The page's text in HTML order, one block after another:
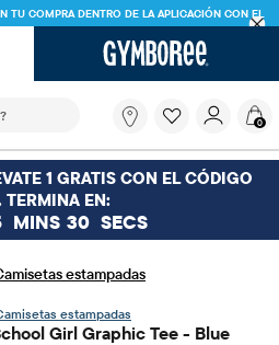
TU COMPRA DENTRO DE LA APLICACIÓN CON EL
de búsqueda filtra las
buscando?
0
1 GRATIS CON EL CÓDIGO
TERMINA EN:
MINS 30 SECS
estampadas
estampadas
Girl Graphic Tee - Blue